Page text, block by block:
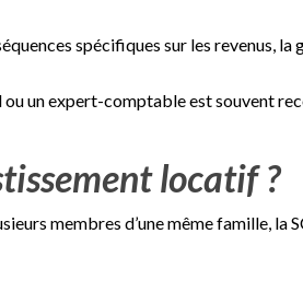
spécifiques sur les revenus,
un expert-comptable est souvent
locatif ?
membres d’une même famille,